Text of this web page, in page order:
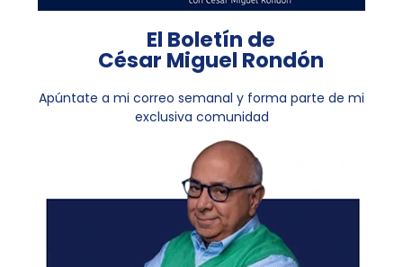
El Boletín de
César Miguel Rondón
Apúntate a mi correo semanal y forma parte de mi
exclusiva comunidad